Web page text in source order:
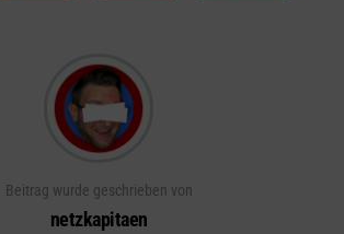
Beitrag wurde geschrieben von
netzkapitaen